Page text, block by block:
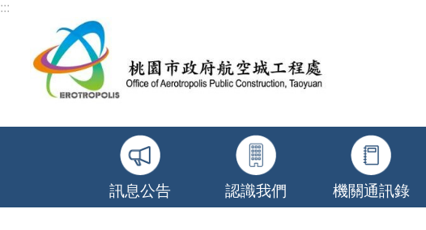
跳到主要內容區塊
:::
訊息公告 認識我們 機關通訊錄